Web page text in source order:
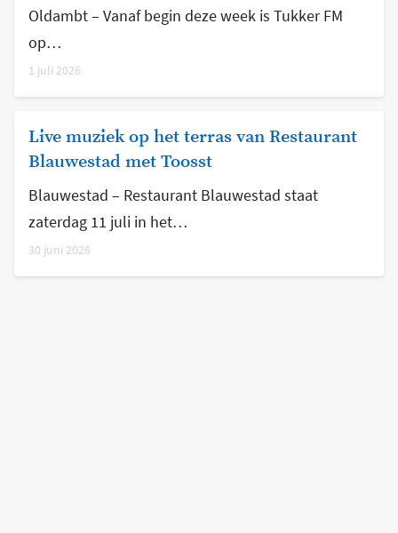
Oldambt – Vanaf begin deze week is Tukker FM
op…
1 juli 2026
Live muziek op het terras van Restaurant
Blauwestad met Toosst
Blauwestad – Restaurant Blauwestad staat
zaterdag 11 juli in het…
30 juni 2026